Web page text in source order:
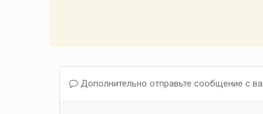
Дополнительно отправьте сообщение с